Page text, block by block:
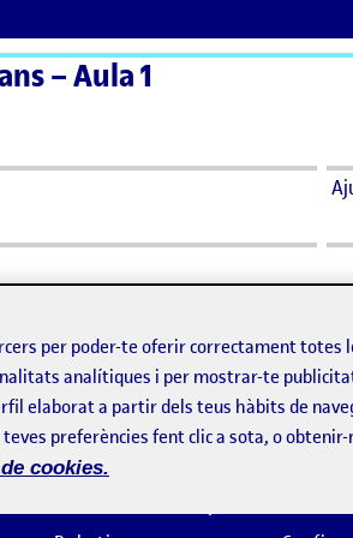
– Aula 1
per poder-te oferir correctament totes
analítiques i per mostrar-te
elaborat a partir dels teus hàbits de
preferències fent clic a sota, o obtenir-
cookies.